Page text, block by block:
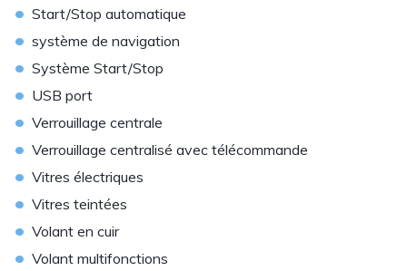
• Start/Stop automatique
• système de navigation
• Système Start/Stop
• USB port
• Verrouillage centrale
• Verrouillage centralisé avec télécommande
• Vitres électriques
• Vitres teintées
• Volant en cuir
• Volant multifonctions